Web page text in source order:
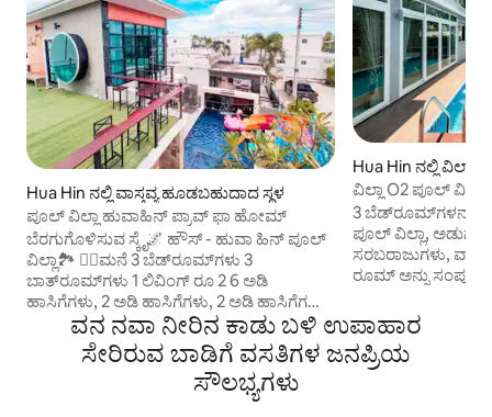
Hua Hin ನಲ್ಲಿ ವಾಸ್ತವ್ಯ ಹೂಡಬಹುದಾದ ಸ್ಥಳ
ಪೂಲ್ ವಿಲ್ಲಾ ಹುವಾಹಿನ್ ಪ್ರಾವ್ ಫಾ ಹೋಮ್
ಬೆರಗುಗೊಳಿಸುವ ಸ್ಕೈ🌌 ಹೌಸ್ - ಹುವಾ ಹಿನ್ ಪೂಲ್
ವಿಲ್ಲಾ🏞 👉🏻ಮನೆ 3 ಬೆಡ್‌ರೂಮ್‌ಗಳು 3
ಬಾತ್‌ರೂಮ್‌ಗಳು 1 ಲಿವಿಂಗ್ ರೂ 2 6 ಅಡಿ
ಹಾಸಿಗೆಗಳು, 2 ಅಡಿ ಹಾಸಿಗೆಗಳು, 2 ಅಡಿ ಹಾಸಿಗೆಗಳು,
2 ಬಂಕ್ ಹಾಸಿಗೆಗಳು, 3.5 ಅಡಿ ಹೆಚ್ಚುವರಿ ಹಾಸಿಗೆಗಳ
4 ಸೆಟ್‌ಗಳು, 6 ಅಡಿ 👉🏻ಇವೆ. ಸಂಪೂರ್ಣವಾಗಿ
ಸುಸಜ್ಜಿತ ಅಡುಗೆಮನೆ - ಮೈಕ್ರೊವೇವ್ - ರೆಫ್ರಿಜರೇಟರ್
- BBQ ಗ್ರಿಲ್ - ರೈಸ್ ಕುಕ್ಕರ್. - ಗ್ಯಾಸ್ ಪಿಕ್ನಿಕ್ -
ಬಾಯ್ಲರ್, ಪ್ಯಾನ್, ಸ್ಟೀಮರ್ - ಕಪ್‌ಗಳು, ಪ್ಲೇಟ್‌ಗಳು,
Hua Hin ನಲ್ಲಿ ವಿಲ್ಲಾ
ವಿಲ್ಲಾ O2 ಪೂಲ್
ಹೃದಯ
3 ಬೆಡ್‌ರೂಮ್‌ಗಳನ್ನು
ಪೂಲ್ ವಿಲ್ಲಾ,
ಸರಬರಾಜುಗಳು,
ರೂಮ್ ಅನ್ನು
ಸ್ಥಳವು ಕುಟುಂಬ,
ಟ್ರಿಪ್‌ಗೆ ಸೂಕ್ತವಾಗಿದೆ
ಬ್ಯಾಂಡ್ ಮತ್ತು ಚಿಕ್
ವನ ನವಾ ನೀರಿನ ಕಾಡು ಬಳಿ ಉಪಾಹಾರ
ಸೇರಿರುವ ಬಾಡಿಗೆ ವಸತಿಗಳ ಜನಪ್ರಿಯ
ಸೌಲಭ್ಯಗಳು